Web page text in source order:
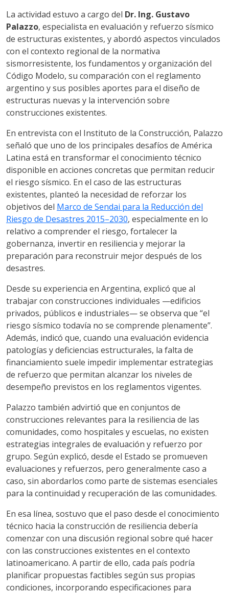
La actividad estuvo a cargo del Dr. Ing. Gustavo
Palazzo, especialista en evaluación y refuerzo sísmico
de estructuras existentes, y abordó aspectos vinculados
con el contexto regional de la normativa
sismorresistente, los fundamentos y organización del
Código Modelo, su comparación con el reglamento
argentino y sus posibles aportes para el diseño de
estructuras nuevas y la intervención sobre
construcciones existentes.
En entrevista con el Instituto de la Construcción, Palazzo
señaló que uno de los principales desafíos de América
Latina está en transformar el conocimiento técnico
disponible en acciones concretas que permitan reducir
el riesgo sísmico. En el caso de las estructuras
existentes, planteó la necesidad de reforzar los
objetivos del Marco de Sendai para la Reducción del
Riesgo de Desastres 2015–2030, especialmente en lo
relativo a comprender el riesgo, fortalecer la
gobernanza, invertir en resiliencia y mejorar la
preparación para reconstruir mejor después de los
desastres.
Desde su experiencia en Argentina, explicó que al
trabajar con construcciones individuales —edificios
privados, públicos e industriales— se observa que “el
riesgo sísmico todavía no se comprende plenamente”.
Además, indicó que, cuando una evaluación evidencia
patologías y deficiencias estructurales, la falta de
financiamiento suele impedir implementar estrategias
de refuerzo que permitan alcanzar los niveles de
desempeño previstos en los reglamentos vigentes.
Palazzo también advirtió que en conjuntos de
construcciones relevantes para la resiliencia de las
comunidades, como hospitales y escuelas, no existen
estrategias integrales de evaluación y refuerzo por
grupo. Según explicó, desde el Estado se promueven
evaluaciones y refuerzos, pero generalmente caso a
caso, sin abordarlos como parte de sistemas esenciales
para la continuidad y recuperación de las comunidades.
En esa línea, sostuvo que el paso desde el conocimiento
técnico hacia la construcción de resiliencia debería
comenzar con una discusión regional sobre qué hacer
con las construcciones existentes en el contexto
latinoamericano. A partir de ello, cada país podría
planificar propuestas factibles según sus propias
condiciones, incorporando especificaciones para